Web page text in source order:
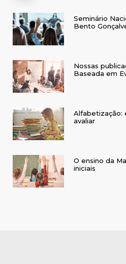
Seminário
Bento
Nossas
Baseada em
Alfabetização:
avaliar
O ensino da
iniciais